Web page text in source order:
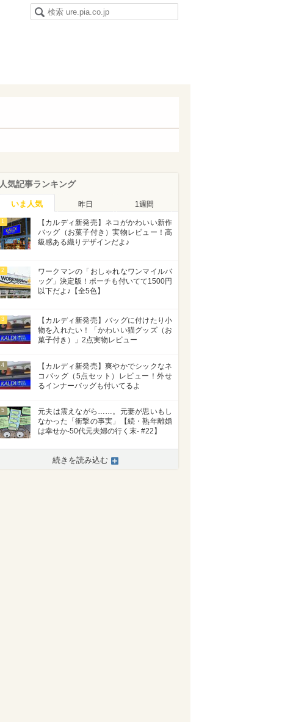
人気記事ランキング
いま人気 昨日 1週間
1
【カルディ新発売】ネコがかわいい新作
バッグ（お菓子付き）実物レビュー！高
級感ある織りデザインだよ♪
2
ワークマンの「おしゃれなワンマイルバ
ッグ」決定版！ポーチも付いてて1500円
以下だよ♪【全5色】
3
【カルディ新発売】バッグに付けたり小
物を入れたい！「かわいい猫グッズ（お
菓子付き）」2点実物レビュー
4
【カルディ新発売】爽やかでシックなネ
コバッグ（5点セット）レビュー！外せ
るインナーバッグも付いてるよ
5
元夫は震えながら……。元妻が思いもし
なかった「衝撃の事実」【続・熟年離婚
は幸せか-50代元夫婦の行く末- #22】
続きを読み込む